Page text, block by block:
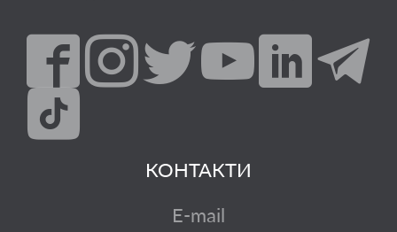
КОНТАКТИ
E-mail